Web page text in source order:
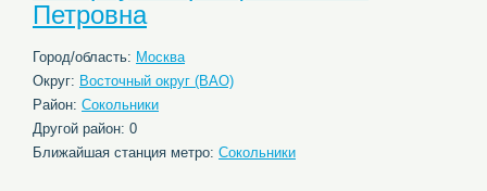
Петровна
Город/область: Москва
Округ: Восточный округ (ВАО)
Район: Сокольники
Другой район: 0
Ближайшая станция метро: Сокольники